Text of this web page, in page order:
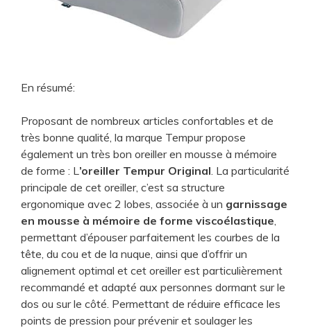
En résumé:
Proposant de nombreux articles confortables et de
très bonne qualité, la marque Tempur propose
également un très bon oreiller en mousse à mémoire
de forme : L’oreiller Tempur Original. La particularité
principale de cet oreiller, c’est sa structure
ergonomique avec 2 lobes, associée à un garnissage
en mousse à mémoire de forme viscoélastique,
permettant d’épouser parfaitement les courbes de la
tête, du cou et de la nuque, ainsi que d’offrir un
alignement optimal et cet oreiller est particulièrement
recommandé et adapté aux personnes dormant sur le
dos ou sur le côté. Permettant de réduire efficace les
points de pression pour prévenir et soulager les